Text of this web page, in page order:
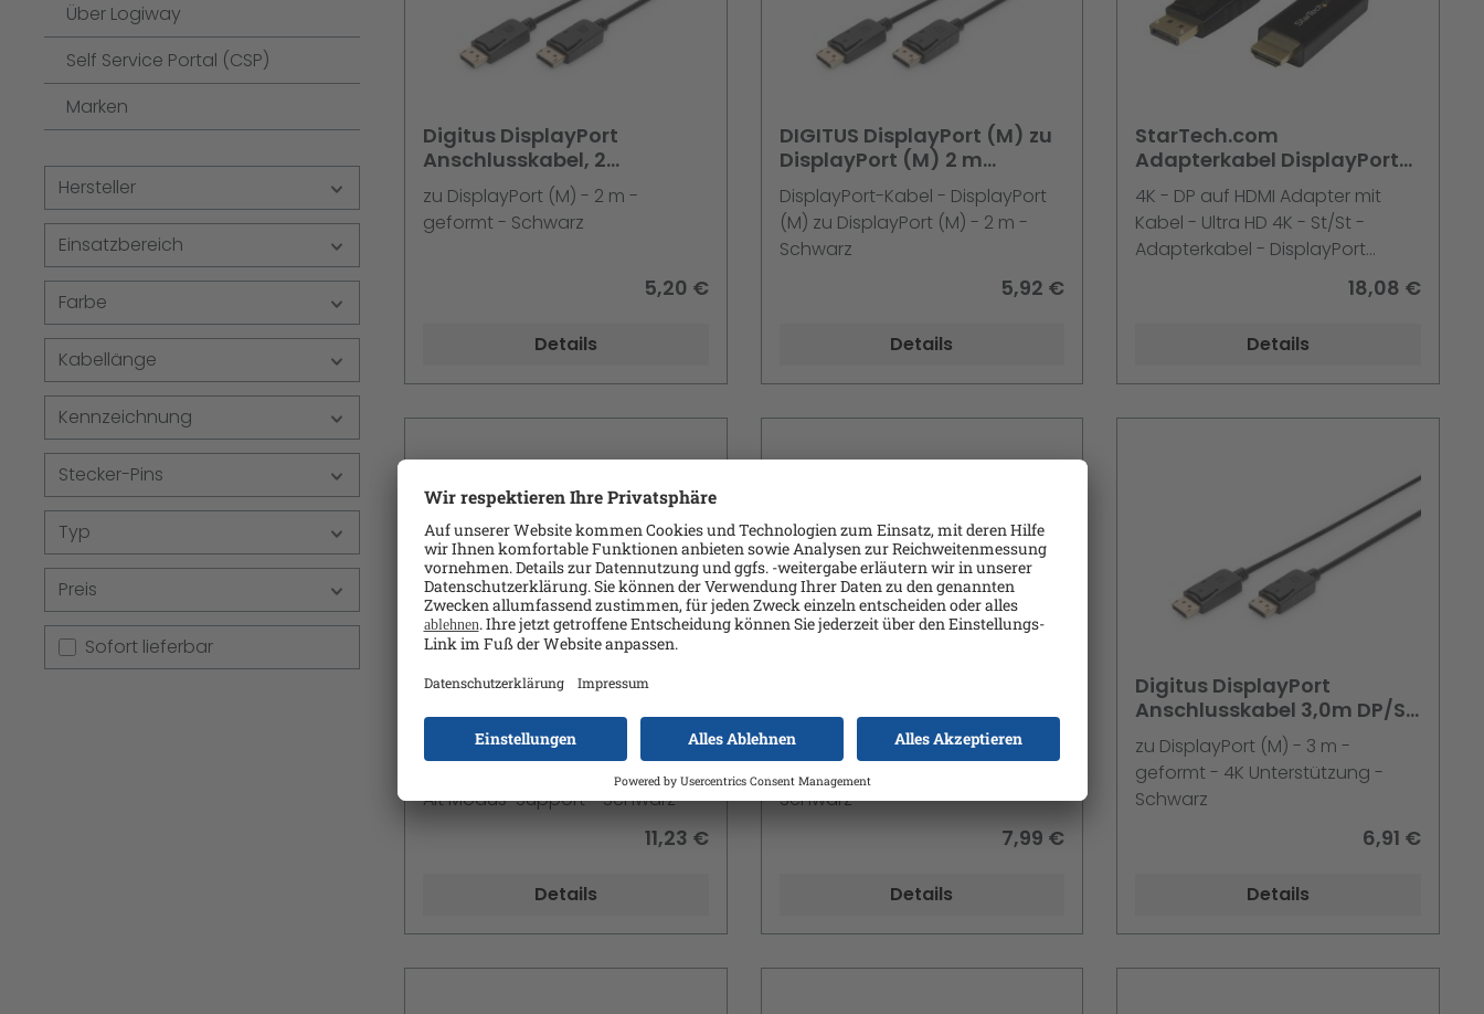
Über Logiway
Self Service Portal (CSP)
Marken
Hersteller
Einsatzbereich
Farbe
Kabellänge
Kennzeichnung
Stecker-Pins
Typ
Preis
Sofort lieferbar
Digitus DisplayPort
Anschlusskabel, 2
m,DisplayPort, DisplayPort,
1920 x 1200 Pixel,
zu DisplayPort (M) - 2 m -
geformt - Schwarz
5,20 €
Details
DIGITUS DisplayPort (M) zu
DisplayPort (M) 2 m
Anschlusskabel
DisplayPort-Kabel - DisplayPort
(M) zu DisplayPort (M) - 2 m -
Schwarz
5,92 €
Details
StarTech.com
Adapterkabel DisplayPort-
Kabel -> HDMI 2,0m DP auf
HDMI Adapter mit Kabel -
Ultr
4K - DP auf HDMI Adapter mit
Kabel - Ultra HD 4K - St/St -
Adapterkabel - DisplayPort
männlich zu HDMI männlich - 2 m
- Schwarz - 4K Unterstützung -
DK30CH2DEPUE - DK30CH2DPPD -
DK30CH2DPPDU - DK30CHDDPPD
18,08 €
Details
Tecline exertis Connect -
USB-/DisplayPort-Kabel -
zu 24 pin USB-C (M) - DisplayPort
1.4 - 1 m - 8K Unterstützung - DP
Alt Modus-Support - Schwarz
11,23 €
Details
Anschlusskabel
eingerastet zu DisplayPort (S)
eingerastet - 2 m - geformt -
Schwarz
7,99 €
Details
Digitus DisplayPort
Anschlusskabel 3,0m DP/St
- DP/St
zu DisplayPort (M) - 3 m -
geformt - 4K Unterstützung -
Schwarz
6,91 €
Details